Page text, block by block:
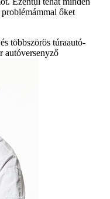
őket
többszörös túraautó-
autóversenyző